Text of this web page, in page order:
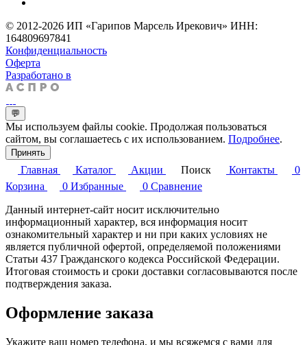
© 2012-2026 ИП «Гарипов Марсель Ирекович» ИНН:
164809697841
Конфиденциальность
Оферта
Разработано в
💬
Мы используем файлы cookie. Продолжая пользоваться
сайтом, вы соглашаетесь с их использованием. Подробнее.
Принять
Главная Каталог Акции Поиск Контакты
0
Корзина
0 Избранные 0 Сравнение
Данный интернет-сайт носит исключительно
информационный характер, вся информация носит
ознакомительный характер и ни при каких условиях не
является публичной офертой, определяемой положениями
Статьи 437 Гражданского кодекса Российской Федерации.
Итоговая стоимость и сроки доставки согласовываются после
подтверждения заказа.
Оформление заказа
Укажите ваш номер телефона, и мы всяжемся с вами для